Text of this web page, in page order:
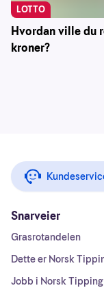
Hvordan ville du
kroner?
LOTTO
Snarveier
Grasrotandelen
Dette er Norsk
Jobb i Norsk Tipping